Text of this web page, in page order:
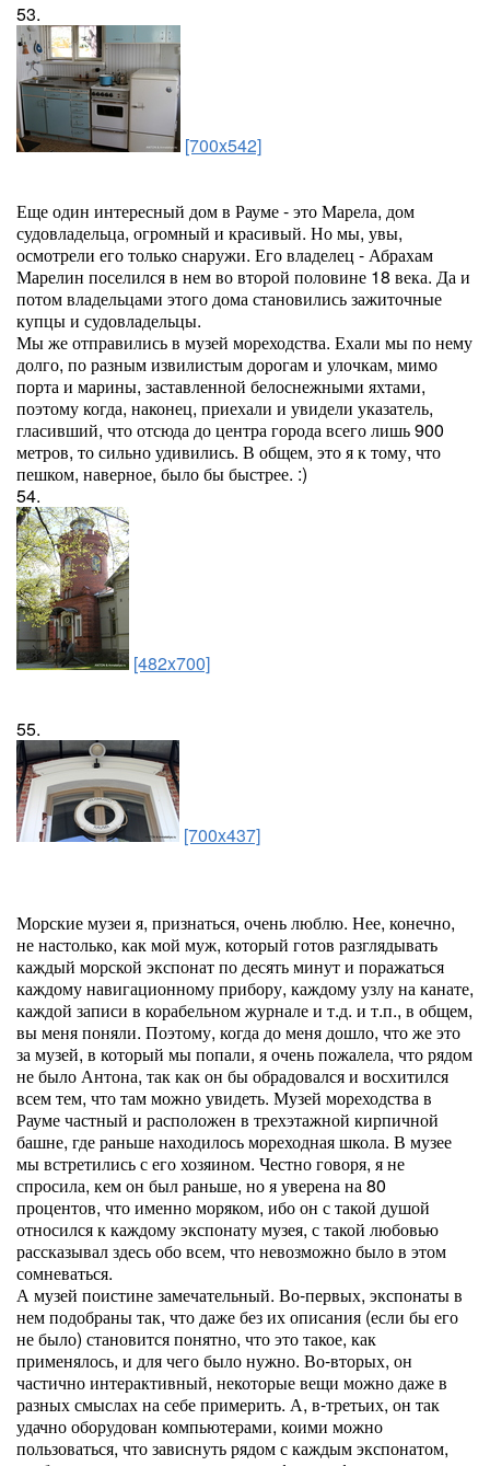
53.
[700x542]
Еще один интересный дом в Рауме - это Марела, дом
судовладельца, огромный и красивый. Но мы, увы,
осмотрели его только снаружи. Его владелец - Абрахам
Марелин поселился в нем во второй половине 18 века. Да и
потом владельцами этого дома становились зажиточные
купцы и судовладельцы.
Мы же отправились в музей мореходства. Ехали мы по нему
долго, по разным извилистым дорогам и улочкам, мимо
порта и марины, заставленной белоснежными яхтами,
поэтому когда, наконец, приехали и увидели указатель,
гласивший, что отсюда до центра города всего лишь 900
метров, то сильно удивились. В общем, это я к тому, что
пешком, наверное, было бы быстрее. :)
54.
[482x700]
55.
[700x437]
Морские музеи я, признаться, очень люблю. Нее, конечно,
не настолько, как мой муж, который готов разглядывать
каждый морской экспонат по десять минут и поражаться
каждому навигационному прибору, каждому узлу на канате,
каждой записи в корабельном журнале и т.д. и т.п., в общем,
вы меня поняли. Поэтому, когда до меня дошло, что же это
за музей, в который мы попали, я очень пожалела, что рядом
не было Антона, так как он бы обрадовался и восхитился
всем тем, что там можно увидеть. Музей мореходства в
Рауме частный и расположен в трехэтажной кирпичной
башне, где раньше находилось мореходная школа. В музее
мы встретились с его хозяином. Честно говоря, я не
спросила, кем он был раньше, но я уверена на 80
процентов, что именно моряком, ибо он с такой душой
относился к каждому экспонату музея, с такой любовью
рассказывал здесь обо всем, что невозможно было в этом
сомневаться.
А музей поистине замечательный. Во-первых, экспонаты в
нем подобраны так, что даже без их описания (если бы его
не было) становится понятно, что это такое, как
применялось, и для чего было нужно. Во-вторых, он
частично интерактивный, некоторые вещи можно даже в
разных смыслах на себе примерить. А, в-третьих, он так
удачно оборудован компьютерами, коими можно
пользоваться, что зависнуть рядом с каждым экспонатом,